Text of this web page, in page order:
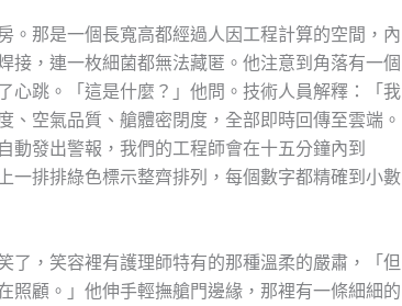
。那是一個長寬高都經過人因工程計算的空間，內
接，連一枚細菌都無法藏匿。他注意到角落有一個
心跳。「這是什麼？」他問。技術人員解釋：「我
、空氣品質、艙體密閉度，全部即時回傳至雲端。
動發出警報，我們的工程師會在十五分鐘內到
一排排綠色標示整齊排列，每個數字都精確到小數
了，笑容裡有護理師特有的那種溫柔的嚴肅，「但
照顧。」他伸手輕撫艙門邊緣，那裡有一條細細的